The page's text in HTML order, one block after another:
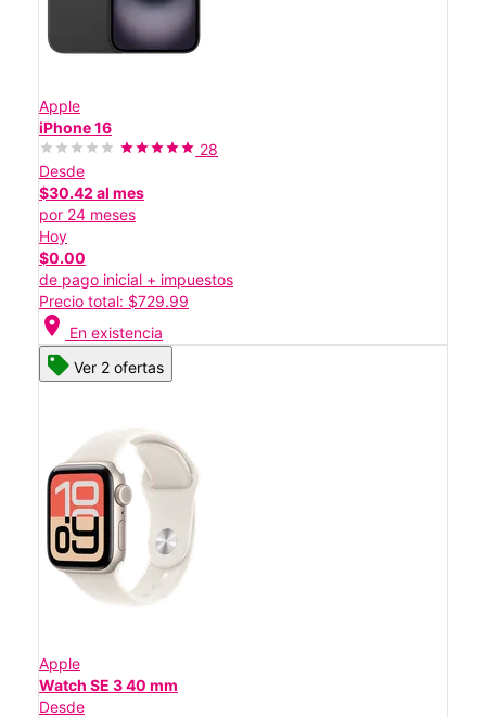
Apple
iPhone 16
28
Desde
$30.42 al mes
por 24 meses
Hoy
$0.00
de pago inicial + impuestos
Precio total: $729.99
location_on En existencia
Ver 2 ofertas
Apple
Watch SE 3 40 mm
Desde